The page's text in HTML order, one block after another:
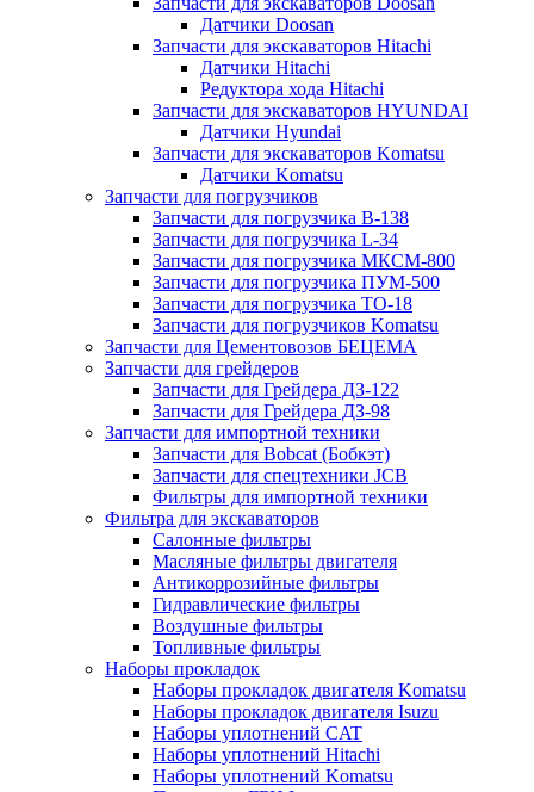
Датчики Doosan
Запчасти для экскаваторов Hitachi
Датчики Hitachi
Редуктора хода Hitachi
Запчасти для экскаваторов HYUNDAI
Датчики Hyundai
Запчасти для экскаваторов Komatsu
Датчики Komatsu
Запчасти для погрузчиков
Запчасти для погрузчика B-138
Запчасти для погрузчика L-34
Запчасти для погрузчика МКСМ-800
Запчасти для погрузчика ПУМ-500
Запчасти для погрузчика ТО-18
Запчасти для погрузчиков Komatsu
Запчасти для Цементовозов БЕЦЕМА
Запчасти для грейдеров
Запчасти для Грейдера ДЗ-122
Запчасти для Грейдера ДЗ-98
Запчасти для импортной техники
Запчасти для Bobcat (Бобкэт)
Запчасти для спецтехники JCB
Фильтры для импортной техники
Фильтра для экскаваторов
Салонные фильтры
Масляные фильтры двигателя
Антикоррозийные фильтры
Гидравлические фильтры
Воздушные фильтры
Топливные фильтры
Наборы прокладок
Наборы прокладок двигателя Komatsu
Наборы прокладок двигателя Isuzu
Наборы уплотнений CAT
Наборы уплотнений Hitachi
Наборы уплотнений Komatsu